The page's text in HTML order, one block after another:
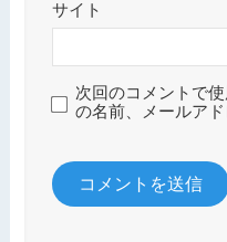
サイト
次回のコメントで
の名前、メールアド